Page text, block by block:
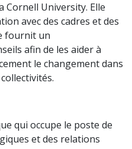
Cornell University. Elle
avec des cadres et des
fournit un
afin de les aider à
le changement dans
qui occupe le poste de
et des relations